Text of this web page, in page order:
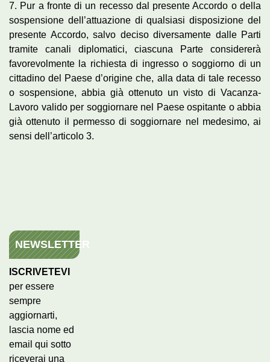
7. Pur a fronte di un recesso dal presente Accordo o della
sospensione dell’attuazione di qualsiasi disposizione del
presente Accordo, salvo deciso diversamente dalle Parti
tramite canali diplomatici, ciascuna Parte considererà
favorevolmente la richiesta di ingresso o soggiorno di un
cittadino del Paese d’origine che, alla data di tale recesso
o sospensione, abbia già ottenuto un visto di Vacanza-
Lavoro valido per soggiornare nel Paese ospitante o abbia
già ottenuto il permesso di soggiornare nel medesimo, ai
sensi dell’articolo 3.
NEWSLETTER
ISCRIVETEVI
per essere
sempre
aggiornarti,
lascia nome ed
email qui sotto
riceverai una